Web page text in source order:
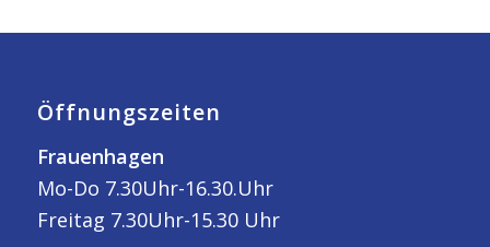
Öffnungszeiten
Frauenhagen
Mo-Do 7.30Uhr-16.30.Uhr
Freitag 7.30Uhr-15.30 Uhr